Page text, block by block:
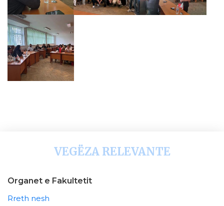
VEGËZA RELEVANTE
Organet e Fakultetit
Rreth nesh